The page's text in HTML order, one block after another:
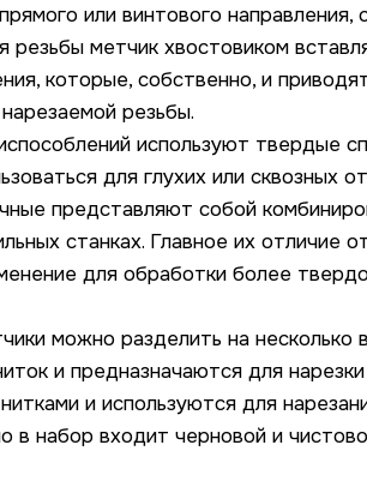
или винтового
резьбы метчик хвостовиком
которые, собственно, и
резьбы.
используют твердые
для глухих или сквозных
представляют собой
станках. Главное их
для обработки более
можно разделить на несколько
и предназначаются для
и используются для
в набор входит черновой и